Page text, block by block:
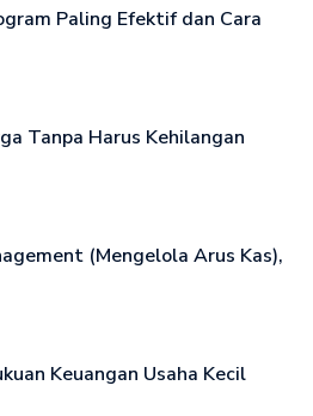
Paling Efektif dan Cara
Tanpa Harus Kehilangan
(Mengelola Arus Kas),
Keuangan Usaha Kecil